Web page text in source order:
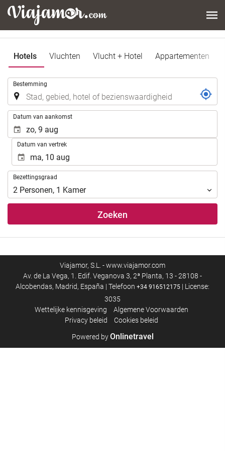
Hotels Vluchten Vlucht + Hotel Appartementen
Bestemming
Datum van aankomst
Datum van vertrek
Bezettingsgraad
Bezettingsgraad
2 Personen, 1 Kamer
Zoeken
Viajamor, S.L. - www.viajamor.com
Av. de La Vega, 1. Edif. Veganova 3, 2ª Planta, 13 - 28108 -
Alcobendas, Madrid, España | Telefoon +34 916512175 | License:
3035
Wettelijke kennisgeving
Algemene Voorwaarden
Privacy beleid
Cookies beleid
Powered byOnlinetravel